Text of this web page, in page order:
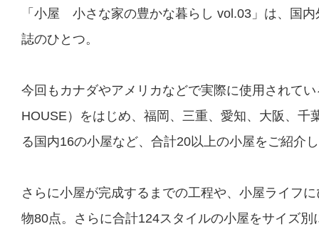
「小屋 小さな家の豊かな暮らし vol.03」は、国
誌のひとつ。
今回もカナダやアメリカなどで実際に使用されて
HOUSE）をはじめ、福岡、三重、愛知、大阪、千
る国内16の小屋など、合計20以上の小屋をご紹介
さらに小屋が完成するまでの工程や、小屋ライフ
物80点。さらに合計124スタイルの小屋をサイズ